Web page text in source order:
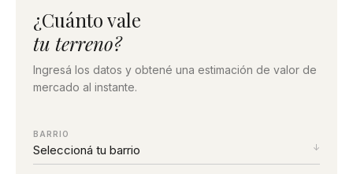
¿Cuánto vale
tu terreno?
Ingresá los datos y obtené una estimación de valor de
mercado al instante.
BARRIO